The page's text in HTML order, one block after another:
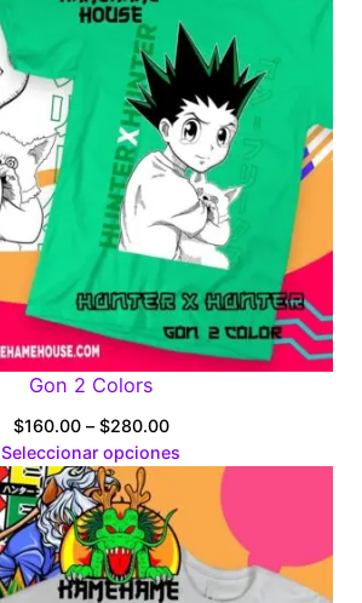
Gon 2 Colors
$160.00 – $280.00Price
range:
$160.00
through
$280.00
Seleccionar opciones